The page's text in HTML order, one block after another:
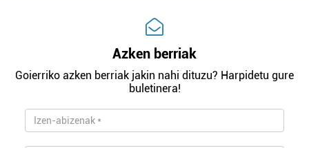
Azken berriak
Goierriko azken berriak jakin nahi dituzu? Harpidetu gure
buletinera!